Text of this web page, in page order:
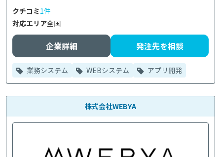
クチコミ1件
対応エリア全国
企業詳細 発注先を相談
業務システム WEBシステム アプリ開発
株式会社WEBYA